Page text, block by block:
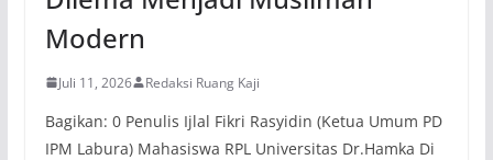
Modern
Juli 11, 2026 Redaksi Ruang Kaji
Bagikan: 0 Penulis Ijlal Fikri Rasyidin (Ketua Umum PD
IPM Labura) Mahasiswa RPL Universitas Dr.Hamka Di